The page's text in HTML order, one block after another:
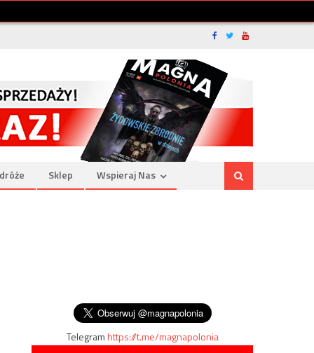
Sklep Wspieraj Nas
Telegramhttps://t.me/magnapolonia